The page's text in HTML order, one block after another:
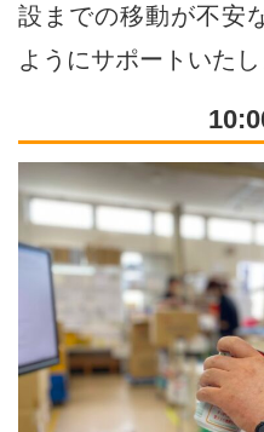
設までの移動が不安
ようにサポートいたし